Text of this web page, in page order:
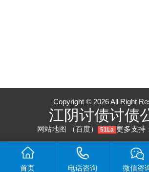
Copyright © 2026 All Right
江阴讨债讨债
网站地图 （百度） 51La 更多支持
首页 电话咨询 微信咨